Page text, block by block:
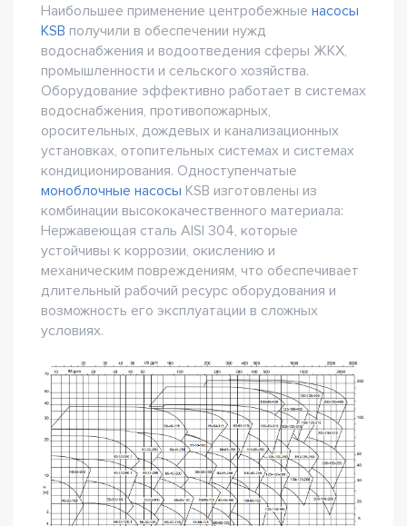
Наибольшее применение центробежные насосы
KSB получили в обеспечении нужд
водоснабжения и водоотведения сферы ЖКХ,
промышленности и сельского хозяйства.
Оборудование эффективно работает в системах
водоснабжения, противопожарных,
оросительных, дождевых и канализационных
установках, отопительных системах и системах
кондиционирования. Одноступенчатые
моноблочные насосы KSB изготовлены из
комбинации высококачественного материала:
Нержавеющая сталь AISI 304, которые
устойчивы к коррозии, окислению и
механическим повреждениям, что обеспечивает
длительный рабочий ресурс оборудования и
возможность его эксплуатации в сложных
условиях.